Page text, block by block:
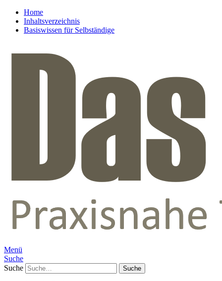
Home
Inhaltsverzeichnis
Basiswissen für Selbständige
Menü
Suche
Suche